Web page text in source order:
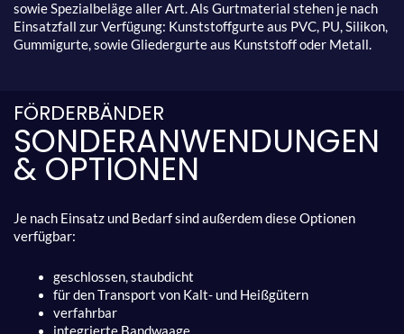
sowie Spezialbeläge aller Art. Als Gurtmaterial stehen je nach
Einsatzfall zur Verfügung: Kunststoffgurte aus PVC, PU, Silikon,
Gummigurte, sowie Gliedergurte aus Kunststoff oder Metall.
FÖRDERBÄNDER
SONDERANWENDUNGEN
& OPTIONEN
Je nach Einsatz und Bedarf sind außerdem diese Optionen
verfügbar:
geschlossen, staubdicht
für den Transport von Kalt- und Heißgütern
verfahrbar
integrierte Bandwaage